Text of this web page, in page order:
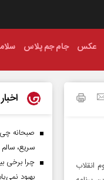
عکس جام جم پلاس
انقلاب
سریع،
چرا برخی
بهبود